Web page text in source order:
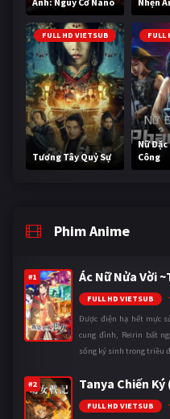
FULL HD VIETSUB
Tương Tây Quỷ Sự
FULL
Nữ Đặc
Công
Phim Anime
#1 Ác Nữ Nửa Vời
FULL HD VIETSUB
Được điện hạ hết mực
cung đình, Reirin bất
sống ký sinh trong triều
#2 Tanya Chiến Ký
FULL HD VIETSUB